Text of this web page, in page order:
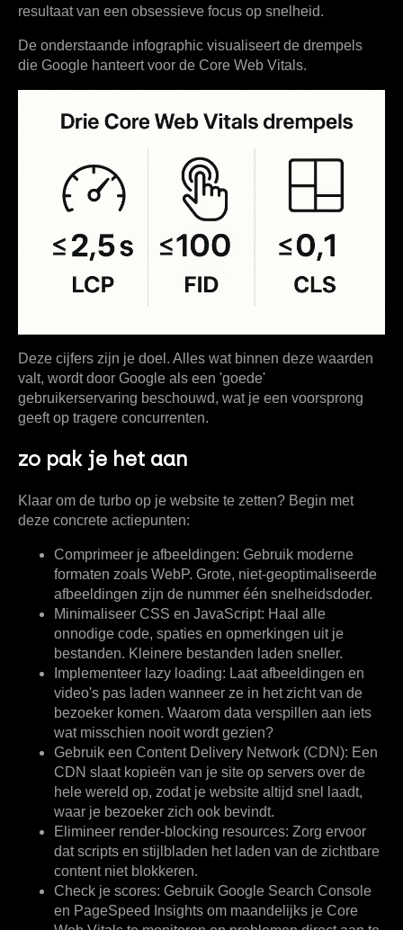
resultaat van een obsessieve focus op snelheid.
De onderstaande infographic visualiseert de drempels
die Google hanteert voor de Core Web Vitals.
Deze cijfers zijn je doel. Alles wat binnen deze waarden
valt, wordt door Google als een 'goede'
gebruikerservaring beschouwd, wat je een voorsprong
geeft op tragere concurrenten.
zo pak je het aan
Klaar om de turbo op je website te zetten? Begin met
deze concrete actiepunten:
Comprimeer je afbeeldingen: Gebruik moderne
formaten zoals WebP. Grote, niet-geoptimaliseerde
afbeeldingen zijn de nummer één snelheidsdoder.
Minimaliseer CSS en JavaScript: Haal alle
onnodige code, spaties en opmerkingen uit je
bestanden. Kleinere bestanden laden sneller.
Implementeer lazy loading: Laat afbeeldingen en
video's pas laden wanneer ze in het zicht van de
bezoeker komen. Waarom data verspillen aan iets
wat misschien nooit wordt gezien?
Gebruik een Content Delivery Network (CDN): Een
CDN slaat kopieën van je site op servers over de
hele wereld op, zodat je website altijd snel laadt,
waar je bezoeker zich ook bevindt.
Elimineer render-blocking resources: Zorg ervoor
dat scripts en stijlbladen het laden van de zichtbare
content niet blokkeren.
Check je scores: Gebruik Google Search Console
en PageSpeed Insights om maandelijks je Core